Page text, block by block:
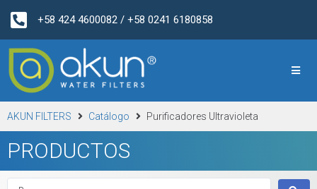
+58 424 4600082 / +58 0241 6180858
AKUN FILTERS Catálogo Purificadores Ultravioleta
PRODUCTOS